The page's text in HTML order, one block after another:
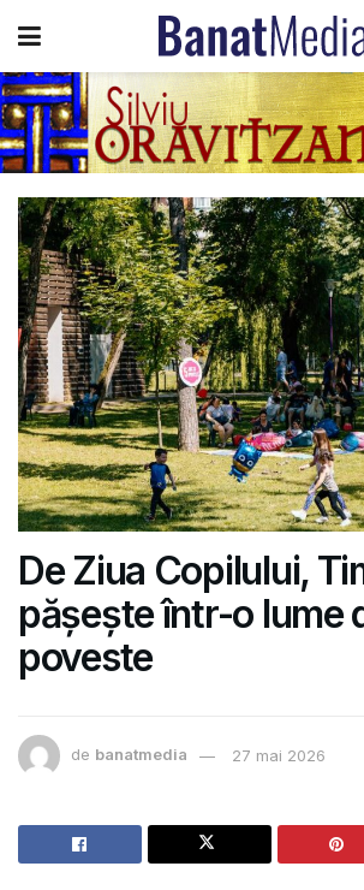
De Ziua Copilului,
pășește într-o lume
poveste
de banatmedia 27 mai 2026